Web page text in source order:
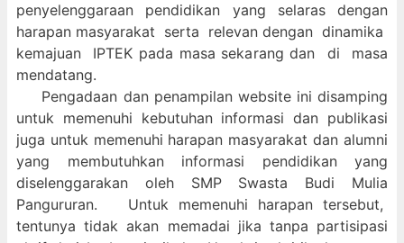
penyelenggaraan pendidikan yang selaras dengan
harapan masyarakat serta relevan dengan dinamika
kemajuan IPTEK pada masa sekarang dan di masa
mendatang.
Pengadaan dan penampilan website ini disamping
untuk memenuhi kebutuhan informasi dan publikasi
juga untuk memenuhi harapan masyarakat dan alumni
yang membutuhkan informasi pendidikan yang
diselenggarakan oleh SMP Swasta Budi Mulia
Pangururan. Untuk memenuhi harapan tersebut,
tentunya tidak akan memadai jika tanpa partisipasi